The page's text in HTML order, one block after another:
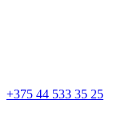
+375 44 533 35 25